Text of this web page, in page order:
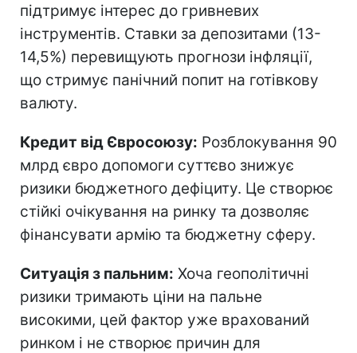
підтримує інтерес до гривневих
інструментів. Ставки за депозитами (13-
14,5%) перевищують прогнози інфляції,
що стримує панічний попит на готівкову
валюту.
Кредит від Євросоюзу: Розблокування 90
млрд євро допомоги суттєво знижує
ризики бюджетного дефіциту. Це створює
стійкі очікування на ринку та дозволяє
фінансувати армію та бюджетну сферу.
Ситуація з пальним: Хоча геополітичні
ризики тримають ціни на пальне
високими, цей фактор уже врахований
ринком і не створює причин для